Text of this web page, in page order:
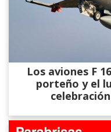
Los aviones F
porteño y el